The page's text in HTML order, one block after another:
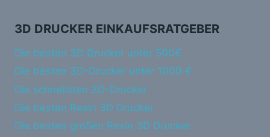
3D DRUCKER EINKAUFSRATGEBER
Die besten 3D Drucker unter 500€
Die besten 3D-Drucker unter 1000 €
Die schnellsten 3D-Drucker
Die besten Resin 3D Drucker
Die besten großen Resin 3D Drucker